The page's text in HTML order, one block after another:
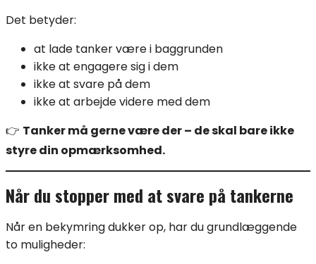
Det betyder:
at lade tanker være i baggrunden
ikke at engagere sig i dem
ikke at svare på dem
ikke at arbejde videre med dem
👉 Tanker må gerne være der – de skal bare ikke
styre din opmærksomhed.
Når du stopper med at svare på tankerne
Når en bekymring dukker op, har du grundlæggende
to muligheder: